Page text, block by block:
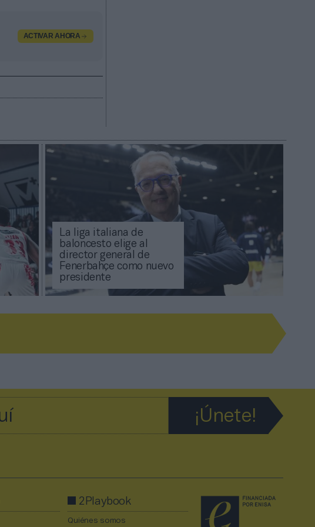
ACTIVAR AHORA
La liga italiana de
baloncesto elige al
director general de
Fenerbahçe como nuevo
presidente
2Playbook
Quiénes somos